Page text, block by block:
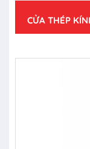
CỬA THÉP